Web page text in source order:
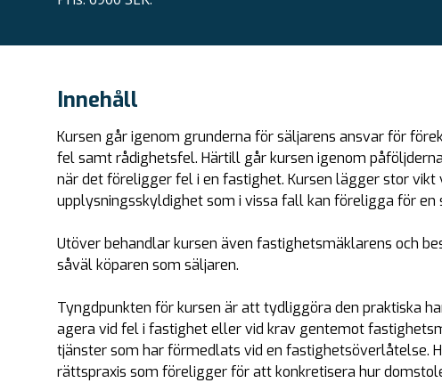
Innehåll
Kursen går igenom grunderna för säljarens ansvar för
fel samt rådighetsfel. Härtill går kursen igenom
när det föreligger fel i en fastighet. Kursen lägger stor vikt
upplysningsskyldighet som i vissa fall kan föreligga för en
Utöver behandlar kursen även fastighetsmäklarens och
såväl köparen som säljaren.
Tyngdpunkten för kursen är att tydliggöra den praktiska
agera vid fel i fastighet eller vid krav gentemot
tjänster som har förmedlats vid en fastighetsöverlåtelse.
rättspraxis som föreligger för att konkretisera hur